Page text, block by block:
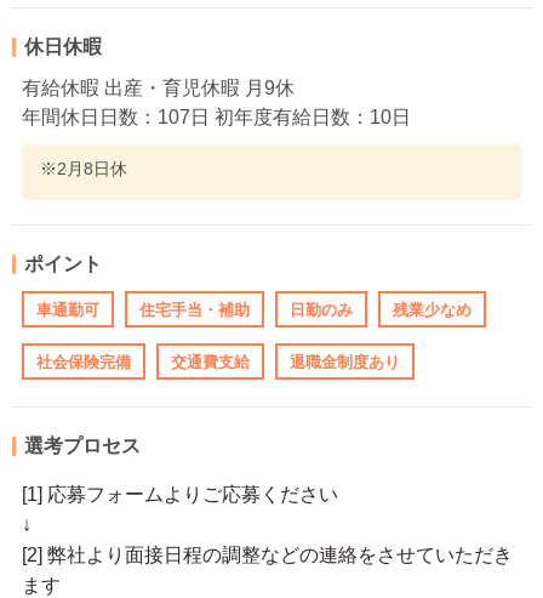
休日休暇
有給休暇 出産・育児休暇 月9休
年間休日日数：107日 初年度有給日数：10日
※2月8日休
ポイント
車通勤可 住宅手当・補助 日勤のみ 残業少なめ
社会保険完備 交通費支給 退職金制度あり
選考プロセス
[1] 応募フォームよりご応募ください
↓
[2] 弊社より面接日程の調整などの連絡をさせていただき
ます